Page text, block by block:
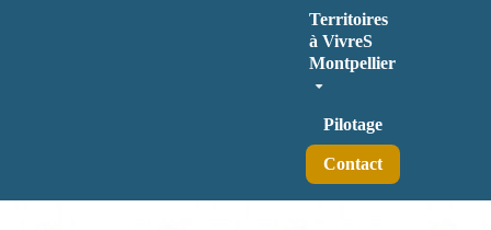
Territoires
à VivreS
Montpellier
Pilotage
Contact